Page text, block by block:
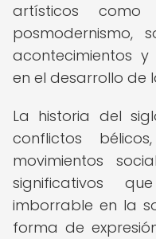
artísticos
posmodernismo,
acontecimientos
en el desarrollo de
La historia del
conflictos
movimientos
significativos
imborrable en la
forma de